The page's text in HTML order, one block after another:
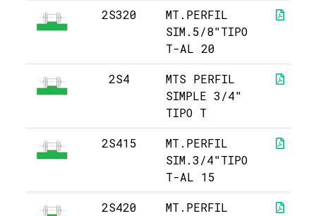
2S320
MT.PERFIL
SIM.5/8"TIPO
T-AL 20
2S4
MTS PERFIL
SIMPLE 3/4"
TIPO T
2S415
MT.PERFIL
SIM.3/4"TIPO
T-AL 15
2S420
MT.PERFIL